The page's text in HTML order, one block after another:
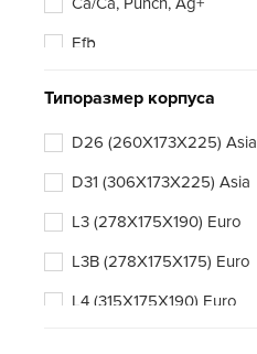
Efb
Типоразмер корпуса
D26 (260X173X225) Asia
D31 (306X173X225) Asia
L3 (278X175X190) Euro
L3B (278X175X175) Euro
L4 (315X175X190) Euro